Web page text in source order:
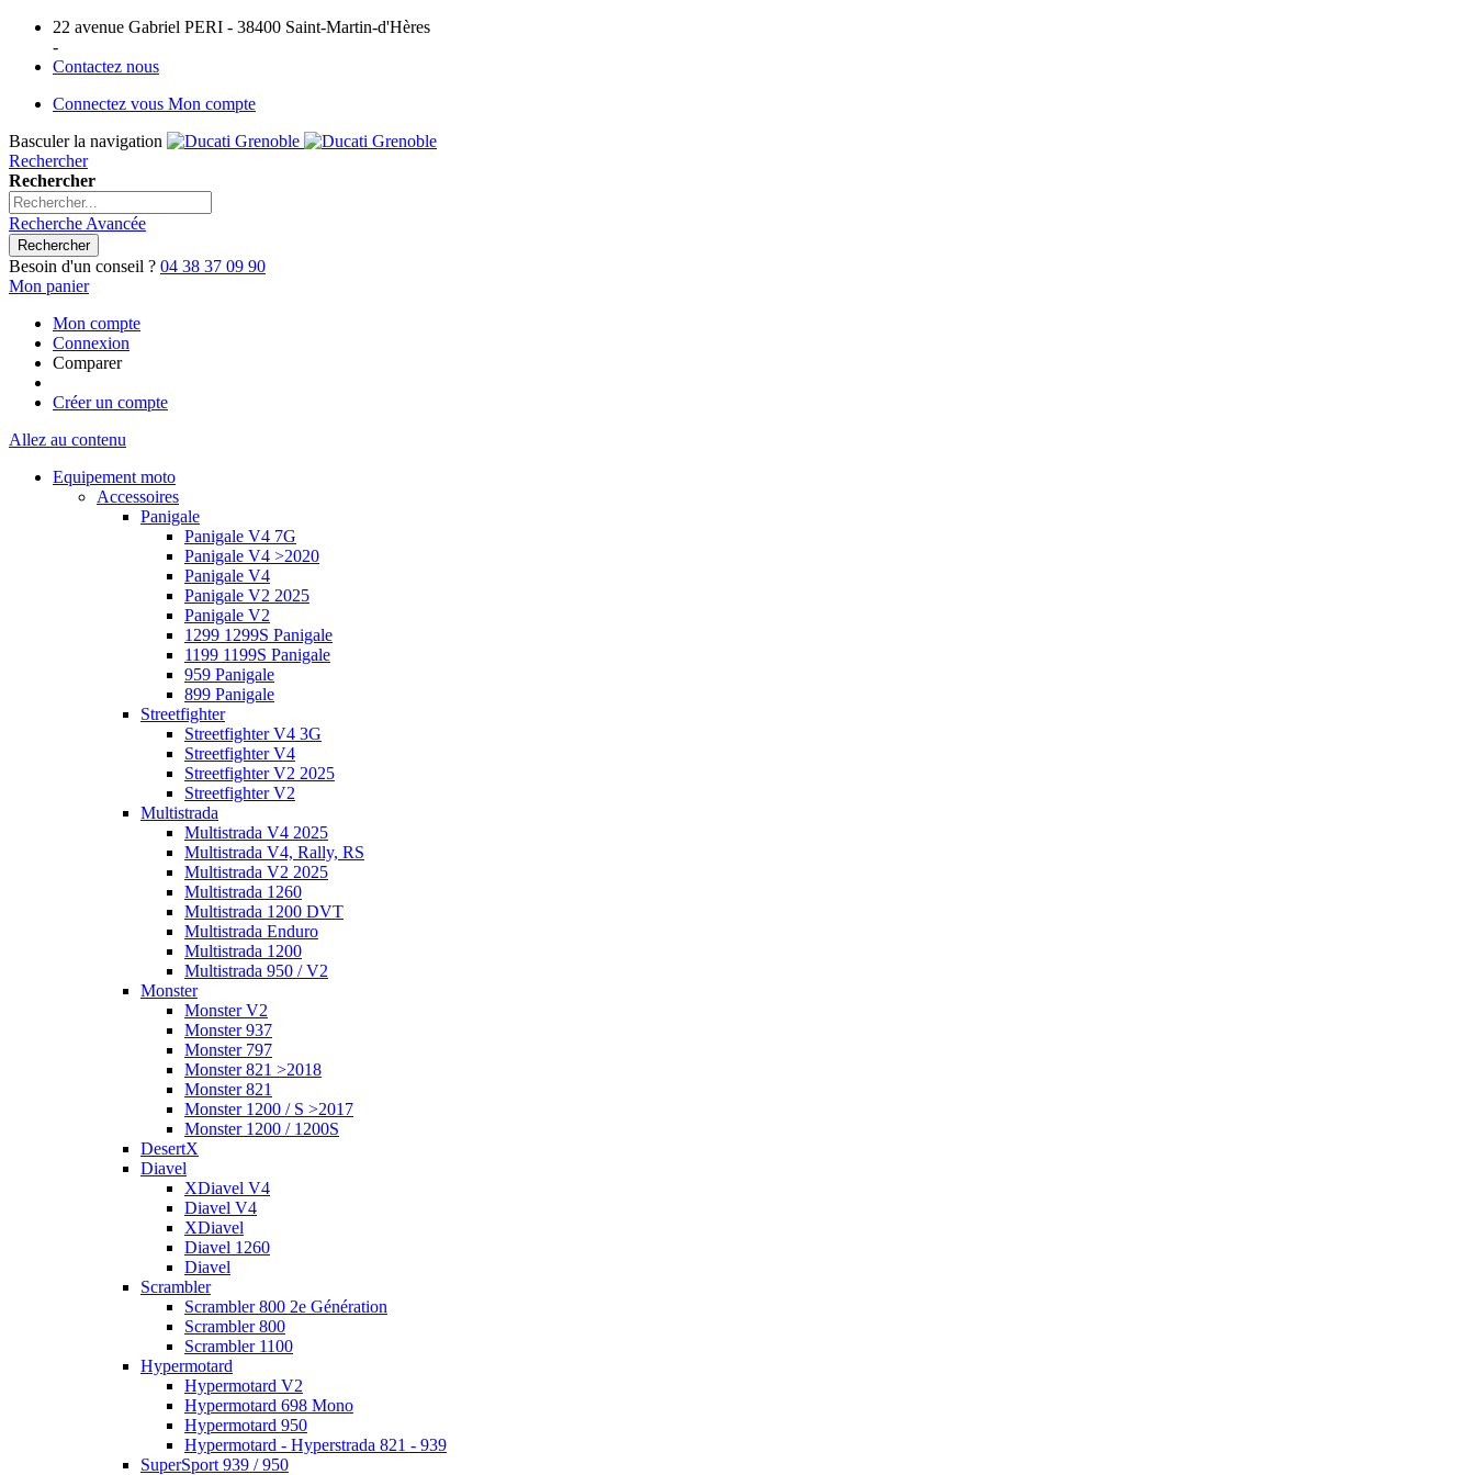
22 avenue Gabriel PERI - 38400 Saint-Martin-d'Hères
-
Contactez nous
Connectez vous Mon compte
Basculer la navigation
Rechercher
Rechercher
Recherche Avancée
Rechercher
Besoin d'un conseil ? 04 38 37 09 90
Mon panier
Mon compte
Connexion
Comparer
Créer un compte
Allez au contenu
Equipement moto
Accessoires
Panigale
Panigale V4 7G
Panigale V4 >2020
Panigale V4
Panigale V2 2025
Panigale V2
1299 1299S Panigale
1199 1199S Panigale
959 Panigale
899 Panigale
Streetfighter
Streetfighter V4 3G
Streetfighter V4
Streetfighter V2 2025
Streetfighter V2
Multistrada
Multistrada V4 2025
Multistrada V4, Rally, RS
Multistrada V2 2025
Multistrada 1260
Multistrada 1200 DVT
Multistrada Enduro
Multistrada 1200
Multistrada 950 / V2
Monster
Monster V2
Monster 937
Monster 797
Monster 821 >2018
Monster 821
Monster 1200 / S >2017
Monster 1200 / 1200S
DesertX
Diavel
XDiavel V4
Diavel V4
XDiavel
Diavel 1260
Diavel
Scrambler
Scrambler 800 2e Génération
Scrambler 800
Scrambler 1100
Hypermotard
Hypermotard V2
Hypermotard 698 Mono
Hypermotard 950
Hypermotard - Hyperstrada 821 - 939
SuperSport 939 / 950